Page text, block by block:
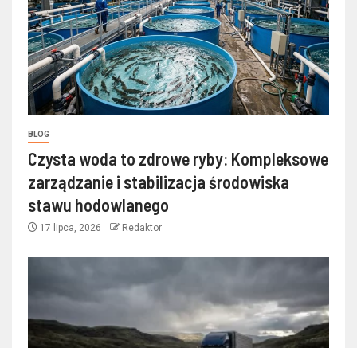
BLOG
Czysta woda to zdrowe ryby: Kompleksowe
zarządzanie i stabilizacja środowiska
stawu hodowlanego
17 lipca, 2026 Redaktor